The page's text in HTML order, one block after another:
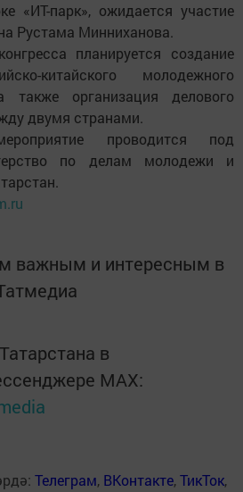
«ИТ-парк», ожидается участие
Рустама Минниханова.
планируется создание
китайского молодежного
также организация делового
двумя странами.
проводится под
по делам молодежи и
важным и интересным в
в
MАХ:
Телеграм, ВКонтакте,ТикТок,